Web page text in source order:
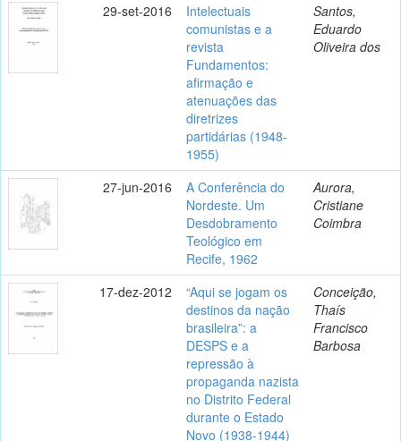
29-set-2016
Intelectuais
comunistas e a
revista
Fundamentos:
afirmação e
atenuações das
diretrizes
partidárias (1948-
1955)
Santos,
Eduardo
Oliveira dos
27-jun-2016
A Conferência do
Nordeste. Um
Desdobramento
Teológico em
Recife, 1962
Aurora,
Cristiane
Coimbra
17-dez-2012
“Aqui se jogam os
destinos da nação
brasileira”: a
DESPS e a
repressão à
propaganda nazista
no Distrito Federal
durante o Estado
Novo (1938-1944)
Conceição,
Thaís
Francisco
Barbosa